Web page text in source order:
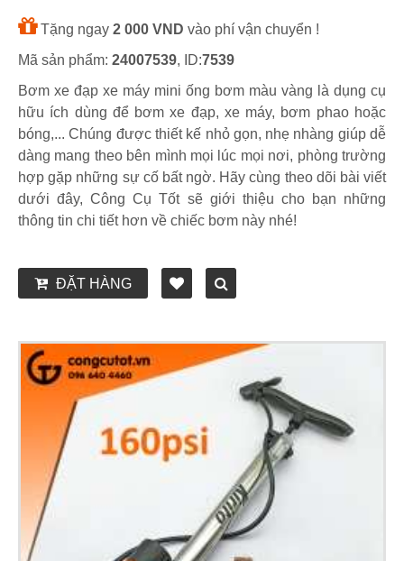
Tặng ngay 2 000 VND vào phí vận chuyển !
Mã sản phẩm: 24007539, ID:7539
Bơm xe đạp xe máy mini ống bơm màu vàng là dụng cụ
hữu ích dùng để bơm xe đạp, xe máy, bơm phao hoặc
bóng,... Chúng được thiết kế nhỏ gọn, nhẹ nhàng giúp dễ
dàng mang theo bên mình mọi lúc mọi nơi, phòng trường
hợp gặp những sự cố bất ngờ. Hãy cùng theo dõi bài viết
dưới đây, Công Cụ Tốt sẽ giới thiệu cho bạn những
thông tin chi tiết hơn về chiếc bơm này nhé!
ĐẶT HÀNG